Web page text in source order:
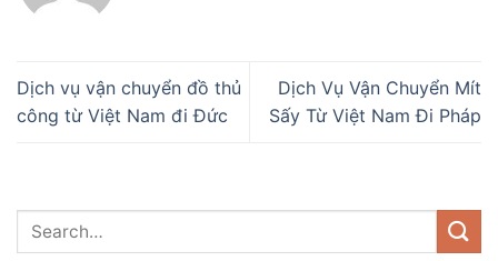
Dịch vụ vận chuyển đồ thủ
công từ Việt Nam đi Đức
Dịch Vụ Vận Chuyển Mít
Sấy Từ Việt Nam Đi Pháp